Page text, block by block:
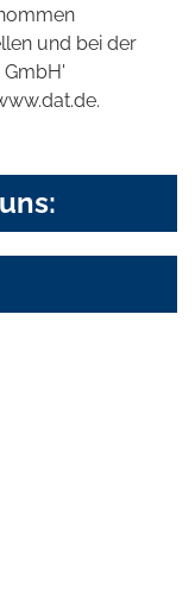
und bei der